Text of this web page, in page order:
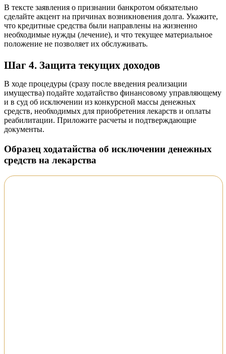
В тексте заявления о признании банкротом обязательно
сделайте акцент на причинах возникновения долга. Укажите,
что кредитные средства были направлены на жизненно
необходимые нужды (лечение), и что текущее материальное
положение не позволяет их обслуживать.
Шаг 4. Защита текущих доходов
В ходе процедуры (сразу после введения реализации
имущества) подайте ходатайство финансовому управляющему
и в суд об исключении из конкурсной массы денежных
средств, необходимых для приобретения лекарств и оплаты
реабилитации. Приложите расчеты и подтверждающие
документы.
Образец ходатайства об исключении денежных
средств на лекарства